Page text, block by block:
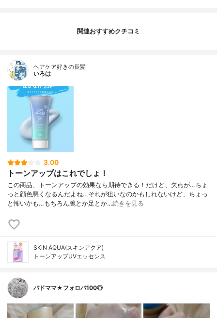
関連おすすめクチコミ
ヘアケア好きの長髪
いろは
3.00
トーンアップはこれでしょ！
この商品、トーンアップの効果なら期待できる！だけど、欠点が…ちょ
っと顔色悪くなるんだよね…それが狙いなのかもしれないけど、ちょっ
と怖いかも…もちろん腕とか足とか…続きを見る
SKIN AQUA(スキンアクア)
トーンアップUVエッセンス
バドママ★フォロバ100◎